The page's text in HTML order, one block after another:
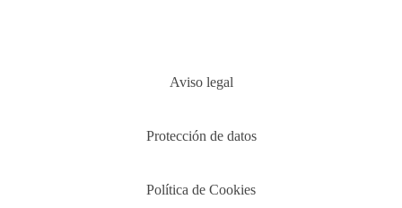
Aviso legal
Protección de datos
Política de Cookies